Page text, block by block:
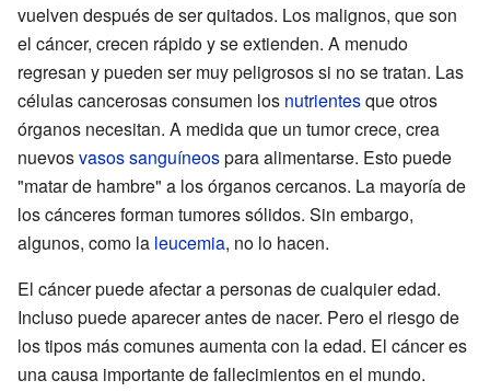
vuelven después de ser quitados. Los malignos, que son
el cáncer, crecen rápido y se extienden. A menudo
regresan y pueden ser muy peligrosos si no se tratan. Las
células cancerosas consumen los nutrientesque otros
órganos necesitan. A medida que un tumor crece, crea
nuevosvasos sanguíneospara alimentarse. Esto puede
"matar de hambre" a los órganos cercanos. La mayoría de
los cánceres forman tumores sólidos. Sin embargo,
algunos, como la leucemia, no lo hacen.
El cáncer puede afectar a personas de cualquier edad.
Incluso puede aparecer antes de nacer. Pero el riesgo de
los tipos más comunes aumenta con la edad. El cáncer es
una causa importante de fallecimientos en el mundo.